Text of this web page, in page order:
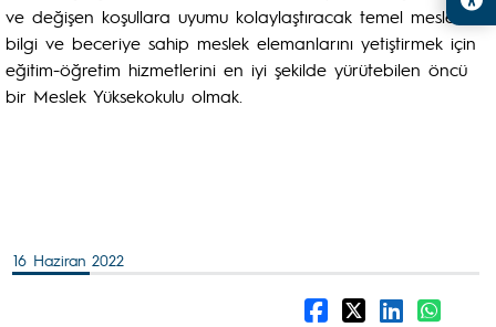
ve değişen koşullara uyumu kolaylaştıracak temel mesleki
bilgi ve beceriye sahip meslek elemanlarını yetiştirmek için
eğitim-öğretim hizmetlerini en iyi şekilde yürütebilen öncü
bir Meslek Yüksekokulu olmak.
16 Haziran 2022